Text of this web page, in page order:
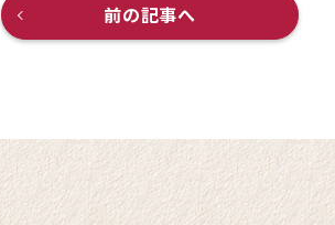
前の記事へ